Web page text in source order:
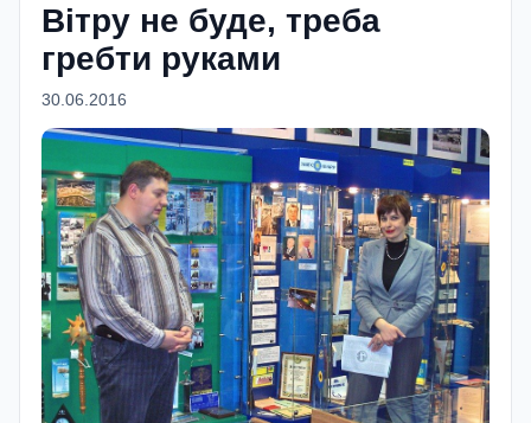
Вітру не буде, треба
гребти руками
30.06.2016